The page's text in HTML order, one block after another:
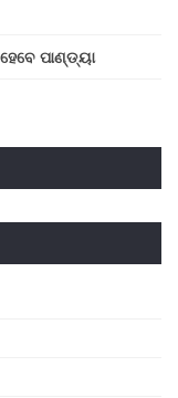
ପାଣ୍ଡ୍ୟା